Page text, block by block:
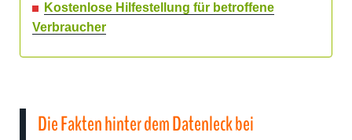
Kostenlose Hilfestellung für betroffene
Verbraucher
Die Fakten hinter dem Datenleck bei